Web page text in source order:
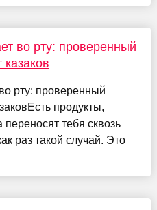
во рту: проверенный
казаков
рту: проверенный
продукты,
переносят тебя сквозь
раз такой случай. Это